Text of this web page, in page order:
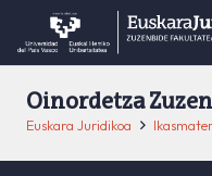
Oinordetza
Euskara Juridikoa